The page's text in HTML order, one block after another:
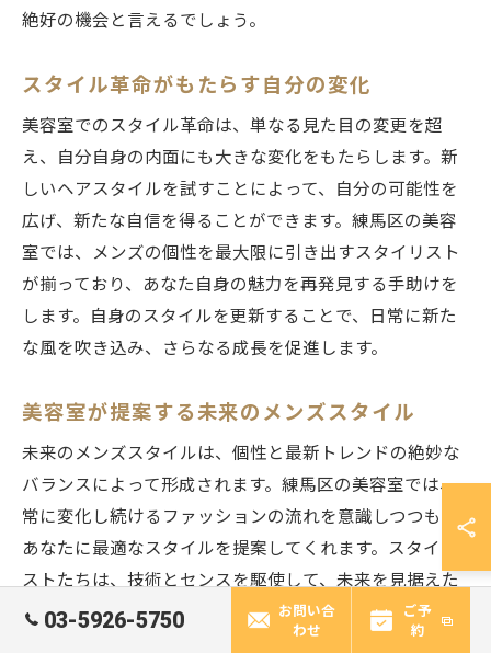
絶好の機会と言えるでしょう。
スタイル革命がもたらす自分の変化
美容室でのスタイル革命は、単なる見た目の変更を超
え、自分自身の内面にも大きな変化をもたらします。新
しいヘアスタイルを試すことによって、自分の可能性を
広げ、新たな自信を得ることができます。練馬区の美容
室では、メンズの個性を最大限に引き出すスタイリスト
が揃っており、あなた自身の魅力を再発見する手助けを
します。自身のスタイルを更新することで、日常に新た
な風を吹き込み、さらなる成長を促進します。
美容室が提案する未来のメンズスタイル
未来のメンズスタイルは、個性と最新トレンドの絶妙な
バランスによって形成されます。練馬区の美容室では、
常に変化し続けるファッションの流れを意識しつつも、
あなたに最適なスタイルを提案してくれます。スタイリ
ストたちは、技術とセンスを駆使して、未来を見据えた
デザインを提供し、あなたを新たな次元へと導きます。
03-5926-5750
お問い合
わせ
ご予
約